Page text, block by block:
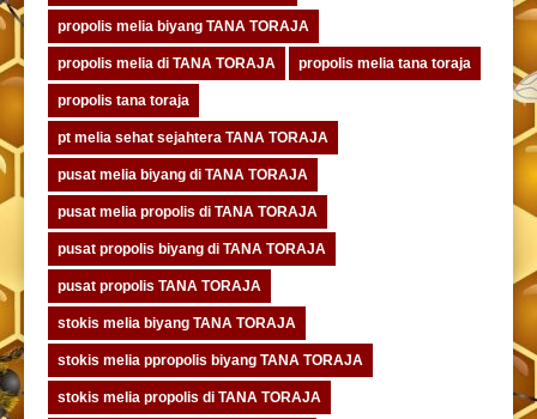
propolis melia biyang TANA TORAJA
propolis melia di TANA TORAJA propolis melia tana toraja
propolis tana toraja
pt melia sehat sejahtera TANA TORAJA
pusat melia biyang di TANA TORAJA
pusat melia propolis di TANA TORAJA
pusat propolis biyang di TANA TORAJA
pusat propolis TANA TORAJA
stokis melia biyang TANA TORAJA
stokis melia ppropolis biyang TANA TORAJA
stokis melia propolis di TANA TORAJA